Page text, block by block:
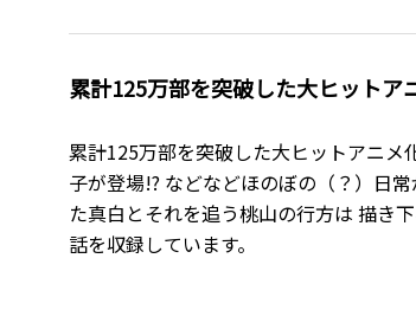
累計125万部を突破した大ヒットア
累計125万部を突破した大ヒットアニ
子が登場!? などなどほのぼの（？）日
た真白とそれを追う桃山の行方は―― 描
話を収録しています。